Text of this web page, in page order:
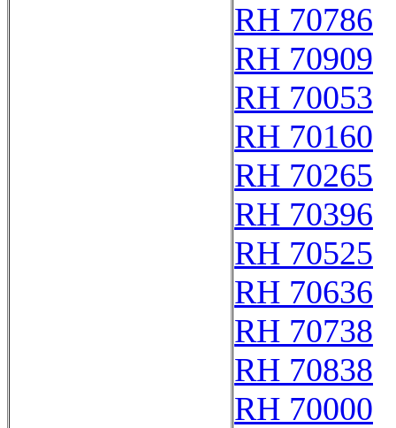
RH 70786
RH 70909
RH 70053
RH 70160
RH 70265
RH 70396
RH 70525
RH 70636
RH 70738
RH 70838
RH 70000